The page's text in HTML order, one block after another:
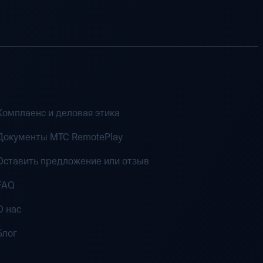
и деловая этика
MTC RemotePlay
предложение или отзыв
нас